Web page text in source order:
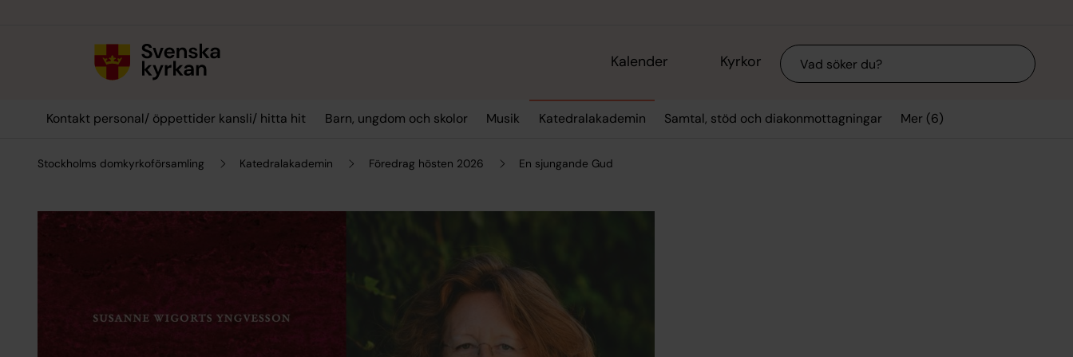
Kalender Kyrkor Sök
Kontakt personal/ öppettider kansli/ hitta hit Barn, ungdom och skolor Musik Katedralakademin Samtal, stöd och diakonmottagningar Mer (6)
Stockholms domkyrkoförsamling Katedralakademin Föredrag hösten 2026 En sjungande Gud